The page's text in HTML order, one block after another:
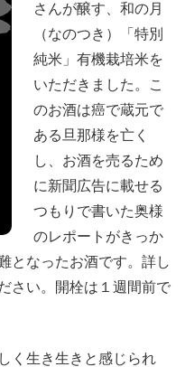
さんが醸す、和の月
（なのつき）「特別
純米」有機栽培米を
いただきました。こ
のお酒は癌で蔵元で
ある旦那様を亡く
し、お酒を売るため
に新聞広告に載せる
つもりで書いた奥様
のレポートがきっか
となったお酒です。詳し
さい。開栓は１週間前で
く生き生きと感じられ